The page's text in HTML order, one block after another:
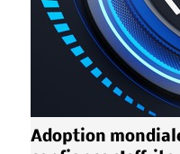
Adoption